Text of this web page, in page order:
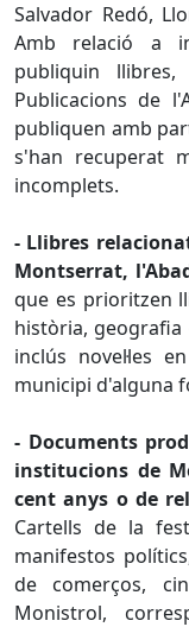
Salvador Redó,
Amb relació a
publiquin
Publicacions de
publiquen amb
s'han recuperat
incomplets.
- Llibres
Montserrat,
que es prioritzen
història,
inclús novel·les
municipi d'alguna
- Documents
institucions de
cent anys o de
Cartells de la
manifestos
de comerços,
Monistrol,